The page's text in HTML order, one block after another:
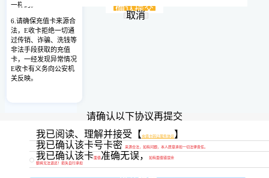
一样的。
6.请确保充值卡来源合
法，E收卡拒绝一切通
过传销、诈骗、洗钱等
非法手段获取的充值
卡，一经发现异常情况
E收卡有义务向公安机
关反映。
提交
要进行后续操作。
充值卡转让：本协议所称充值卡转让，是指
商户，转让所得的金额将直接转入用户的
卡账户。具体支持的充值卡卡种以用户使用
本服务时的页面提示为准。
第二条 费用和回款
四、我们如何保护您的用户信息
五、您的权利
六、您的用户信息如何储存及如何在全球范围转移
我们深知用户信息对您的重要性，并会尽全力保护您
的用户信息安全可靠。我们致力于维持您对我们的信
任，恪守以下原则，保护您的用户信息：权责一致原
请确认以下协议再提交
我已阅读、理解并接受【充值卡转让服务协议】
我已确认该卡号卡密
来源合法，如有问题，本人愿意承担一切法律责任。
我已确认该卡面值准确无误，
如有面值错误余
额将无法退还！损失自行承担
确认提交
取消